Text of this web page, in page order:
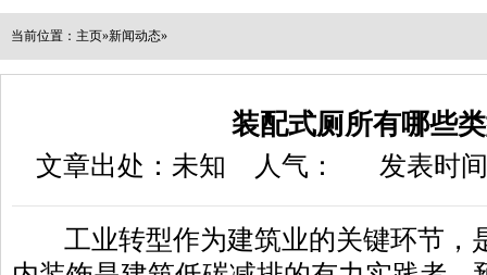
当前位置： 主页»新闻动态»
装配式厕所有哪些
文章出处：未知 人气： 发表时
工业转型作为建筑业的关键环节，